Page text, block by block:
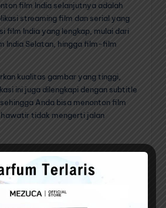
film India selanjutnya adalah
streaming film dan serial yang
film India yang lengkap, mulai dari
India Selatan, hingga film-film
kualitas gambar yang tinggi,
ini juga dilengkapi dengan subtitle
Anda bisa menonton film
tidak mengerti jalan
streaming film dan serial asal
koleksi film India yang cukup
juga memiliki koleksi film-film